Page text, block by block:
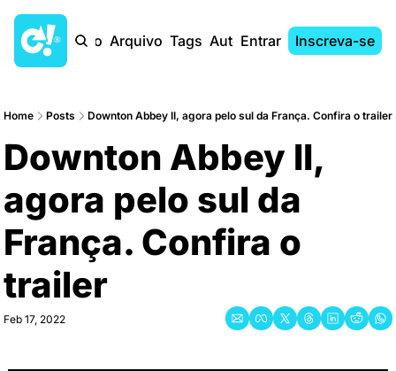
Início Arquivo Tags AutoresEntrar Inscreva-se
Home Posts Downton Abbey II, agora pelo sul da França. Confira o trailer
Downton Abbey II,
agora pelo sul da
França. Confira o
trailer
Feb 17, 2022